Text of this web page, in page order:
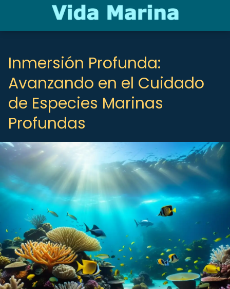
Inmersión Profunda:
Avanzando en el Cuidado
de Especies Marinas
Profundas